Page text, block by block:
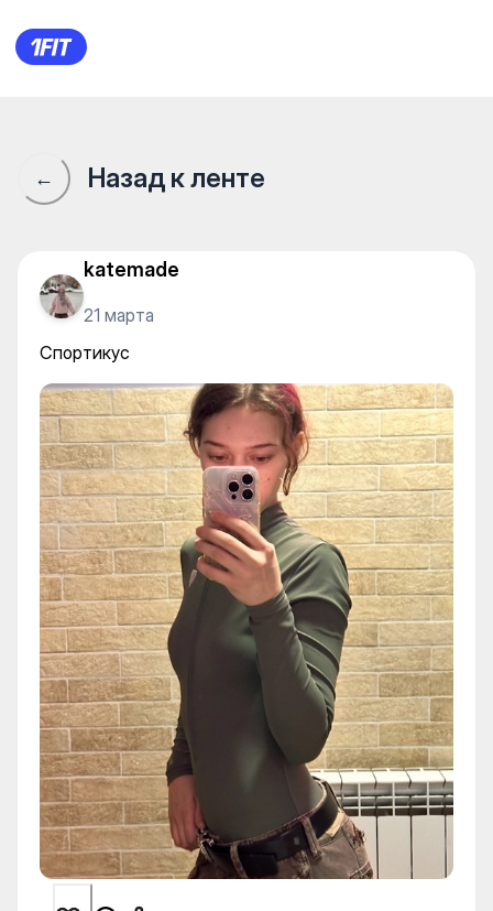
Спортикус
← Назад к ленте
katemade
21 марта
Спортикус